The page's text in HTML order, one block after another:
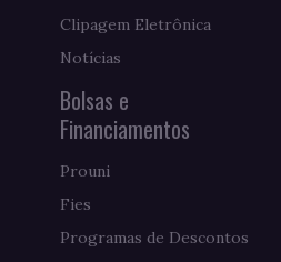
Clipagem Eletrônica
Notícias
Bolsas e
Financiamentos
Prouni
Fies
Programas de Descontos